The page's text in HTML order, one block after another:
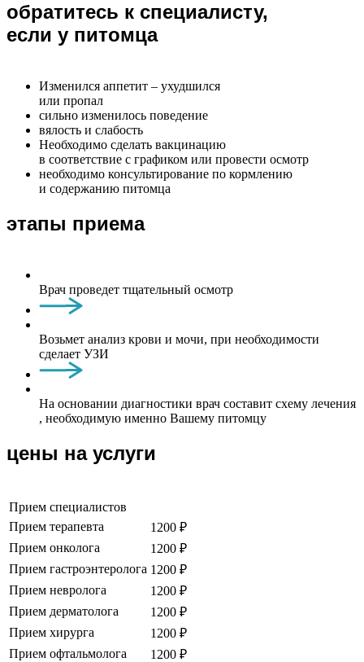
обратитесь к специалисту,
если у питомца
Изменился аппетит – ухудшился
или пропал
сильно изменилось поведение
вялость и слабость
Необходимо сделать вакцинацию
в соответствие с графиком или провести осмотр
необходимо консультирование по кормлению
и содержанию питомца
этапы приема
Врач проведет тщательный осмотр
Возьмет анализ крови и мочи, при необходимости
сделает УЗИ
На основании диагностики врач составит схему лечения
, необходимую именно Вашему питомцу
цены на услуги
Прием специалистов
Прием терапевта
1200 ₽
Прием онколога
1200 ₽
Прием гастроэнтеролога 1200 ₽
Прием невролога
1200 ₽
Прием дерматолога
1200 ₽
Прием хирурга
1200 ₽
Прием офтальмолога
1200 ₽